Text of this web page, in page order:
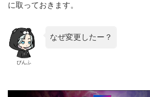
に取っておきます。
ぴんふ
なぜ変更したー？